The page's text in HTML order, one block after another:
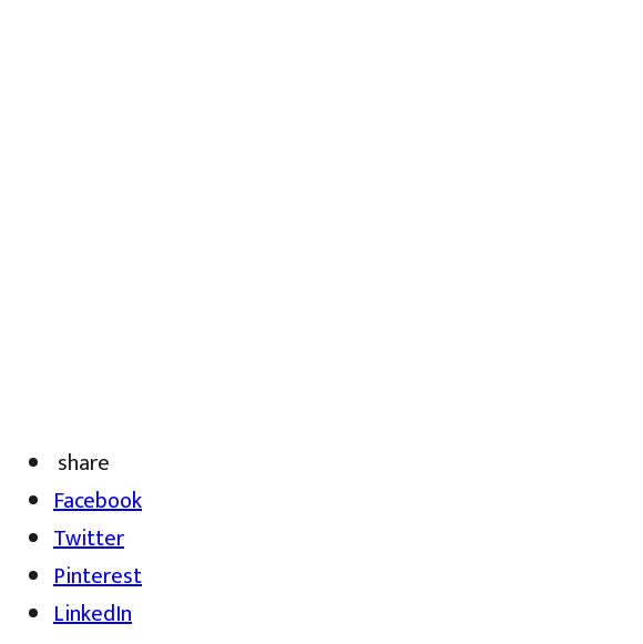
share
Facebook
Twitter
Pinterest
LinkedIn